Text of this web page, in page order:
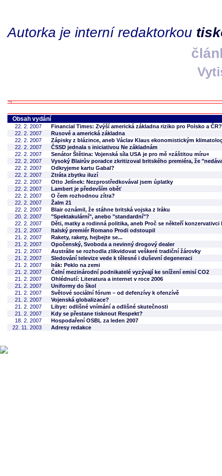
Autorka je interní redaktorkou
Obsah vydání
22. 2. 2007
Financial Times: Zvýší americká základna riziko pro Polsko a ČR?
22. 2. 2007
Rusové a americká základna
22. 2. 2007
Zápisky z blázince, aneb Václav Klaus ekonomistickým
22. 2. 2007
ČSSD jednala s iniciativou Ne základnám
22. 2. 2007
Senátor Štětina: Vojenská síla USA je pro mě »záštitou míru«
22. 2. 2007
Vysoký Blairův poradce zkritizoval britského premiéra, že
22. 2. 2007
Odkryjeme kartu Gabal?
22. 2. 2007
Ztráta zbytku iluzí
22. 2. 2007
Otto Jelínek: Nezprostředkovával jsem úplatky
22. 2. 2007
Lambert je především oběť
22. 2. 2007
O čem rozhodnou zítra?
22. 2. 2007
Žalm 21
22. 2. 2007
Blair oznámil, že stáhne britská vojska z Iráku
20. 2. 2007
"Spektakulární", anebo "standardní"?
22. 2. 2007
Děti, matky a rodinná politika, aneb Proč se někteří
21. 2. 2007
Italský premiér Romano Prodi odstoupil
21. 2. 2007
Rakety, rakety, hejbejte se...
21. 2. 2007
Opočenský, Svoboda a nevinný drogový dealer
21. 2. 2007
Austrálie se rozhodla zlikvidovat veškeré tradiční žárovky
21. 2. 2007
Sledování televize vede k tělesné i duševní degeneraci
21. 2. 2007
Irák: Peklo na zemi
21. 2. 2007
Čelní mezinárodní podnikatelé vyzývají ke snížení emisí CO2
21. 2. 2007
Ohlédnutí: Literatura a internet v roce 2006
21. 2. 2007
Uniformy do škol
21. 2. 2007
Světové sociální fórum – od defenzívy k ofenzívě
21. 2. 2007
Vojenská globalizace?
21. 2. 2007
Libye: odlišné vnímání a odlišné skutečnosti
21. 2. 2007
Kdy se přestane tisknout Respekt?
18. 2. 2007
Hospodaření OSBL za leden 2007
22. 11. 2003
Adresy redakce